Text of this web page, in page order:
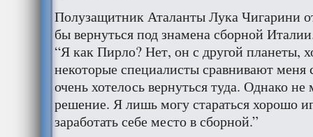
Полузащитник Аталанты Лука Чигарини
бы вернуться под знамена сборной
“Я как Пирло? Нет, он с другой планеты,
некоторые специалисты сравнивают
очень хотелось вернуться туда. Однако
решение. Я лишь могу стараться хорошо
заработать себе место в сборной.”